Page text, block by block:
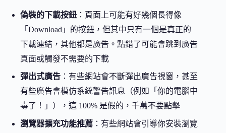
偽裝的下載按鈕 ：頁面上可能有好幾個長得像
「Download」的按鈕，但其中只有一個是真正的
下載連結，其他都是廣告。點錯了可能會跳到廣告
頁面或觸發不需要的下載
彈出式廣告 ：有些網站會不斷彈出廣告視窗，甚至
有些廣告會模仿系統警告訊息（例如「你的電腦中
毒了！」），這 100% 是假的，千萬不要點擊
瀏覽器擴充功能推薦 ：有些網站會引導你安裝瀏覽